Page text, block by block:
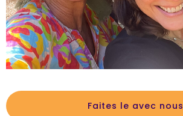
Faites le avec nous